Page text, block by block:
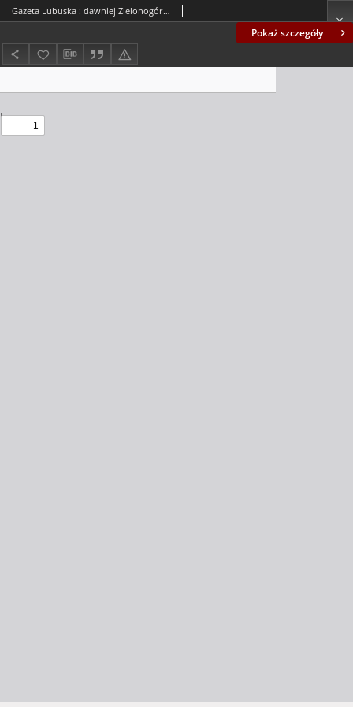
Pokaż szczegóły
Gazeta Lubuska : dawniej Zielonogórska-Gorzowska R. XLII [właśc. XLIII], nr 290 (13 grudnia 1994). - Wyd. 1